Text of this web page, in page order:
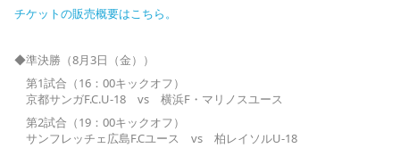
チケットの販売概要はこちら。
◆準決勝（8月3日（金））
第1試合（16：00キックオフ）
京都サンガF.C.U-18 vs 横浜F・マリノスユース
第2試合（19：00キックオフ）
サンフレッチェ広島F.Cユース vs 柏レイソルU-18